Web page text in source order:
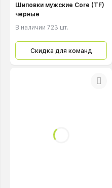
Шиповки мужские Core (TF)
черные
В наличии 723 шт.
Скидка для команд